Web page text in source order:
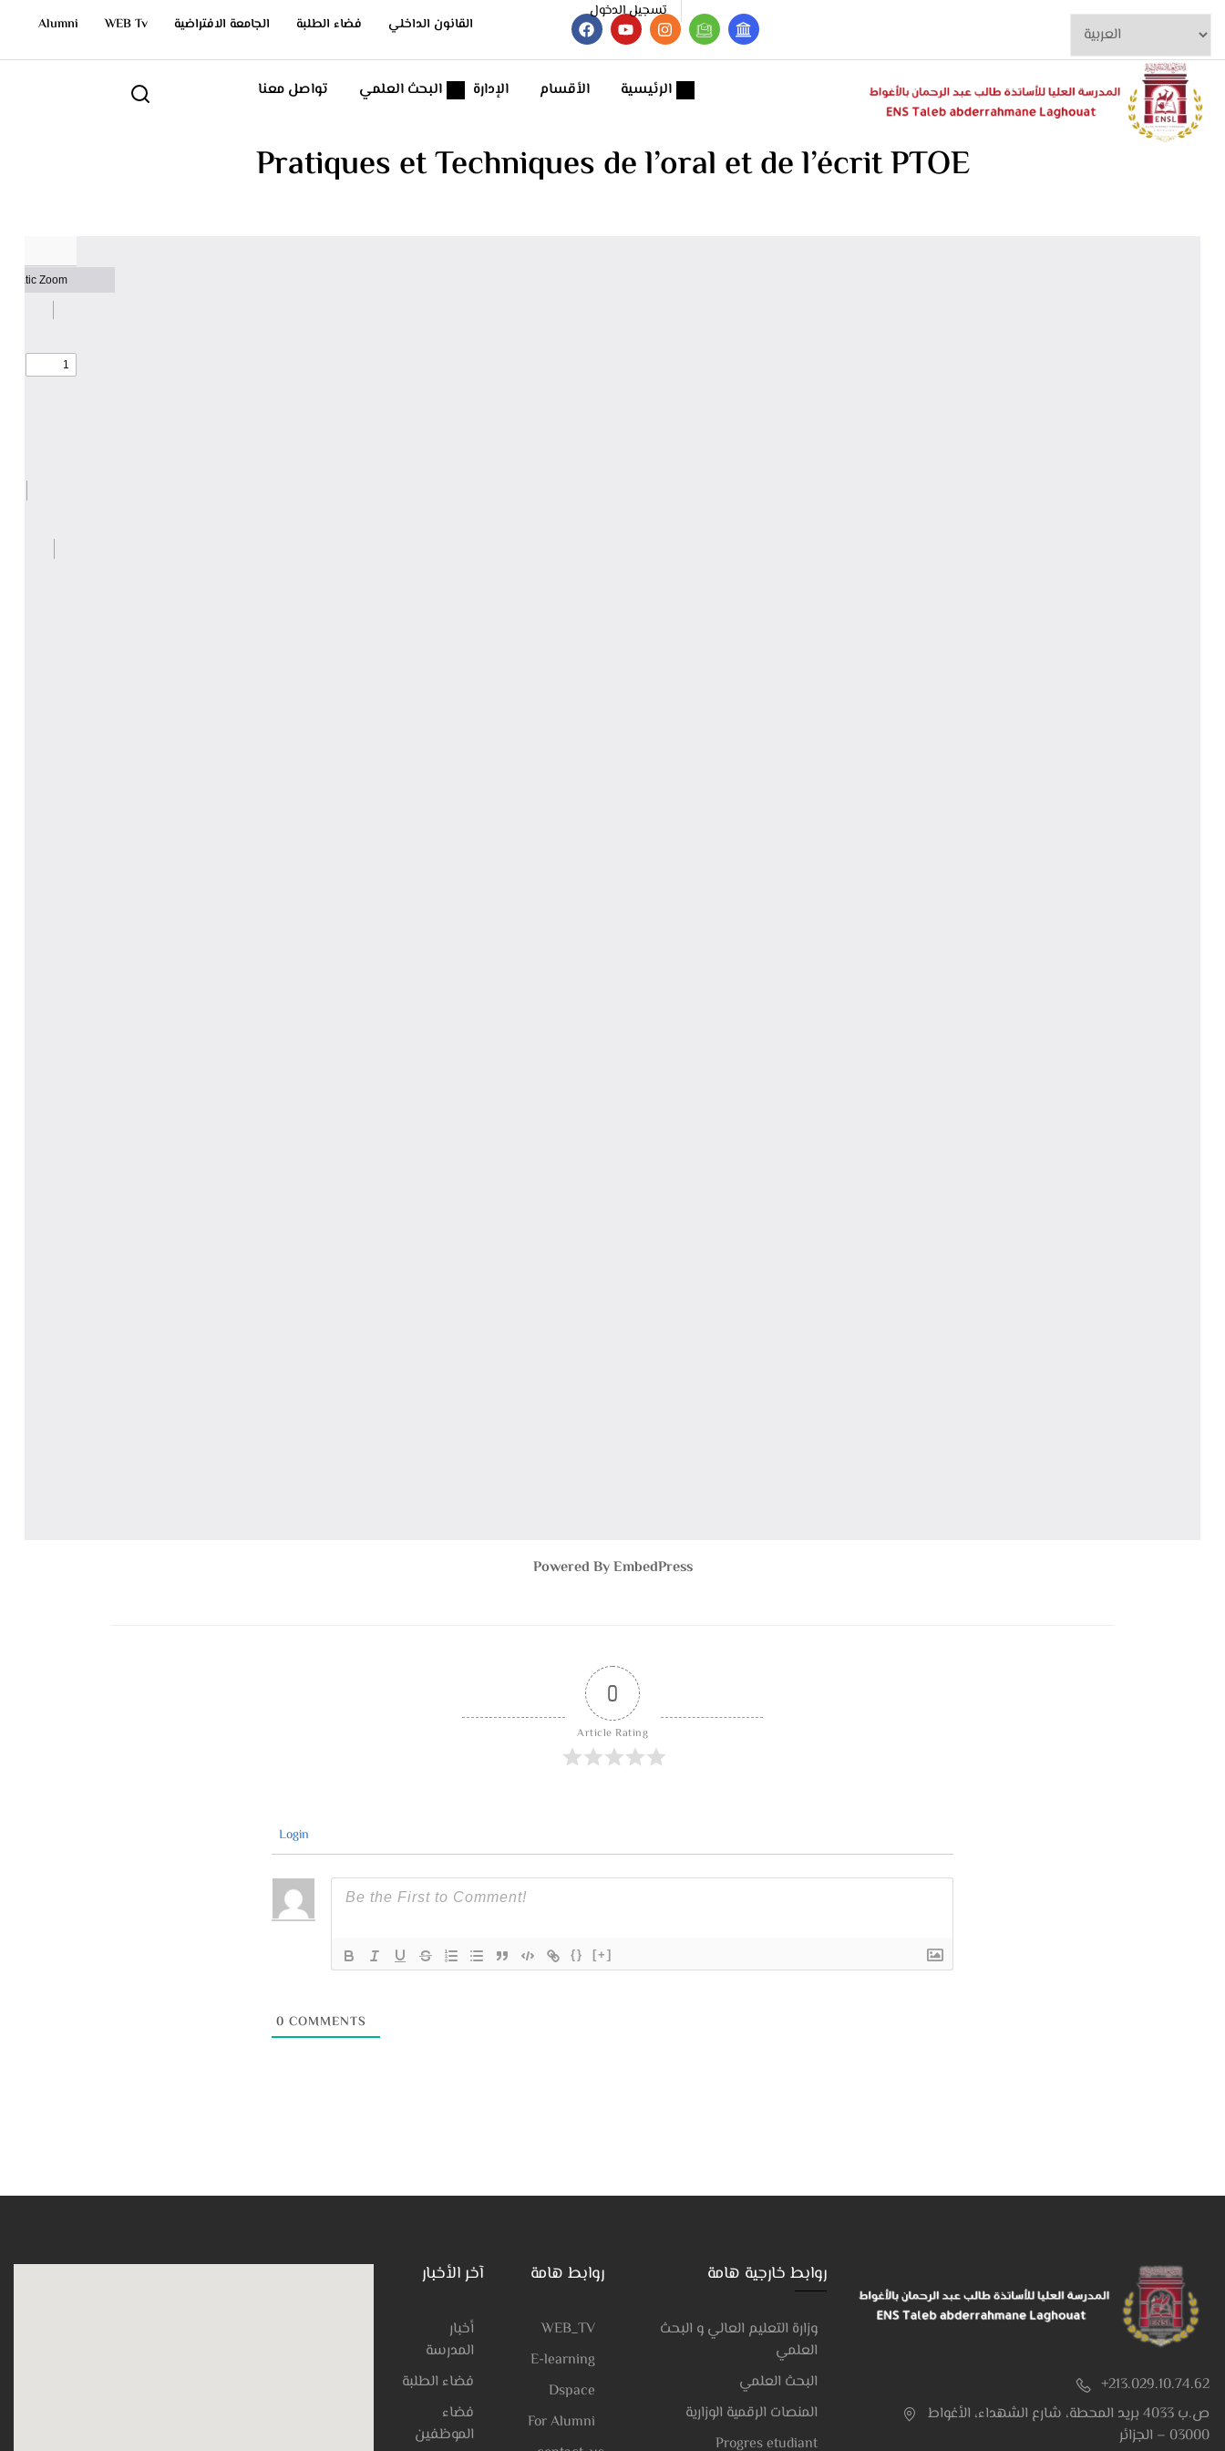
Alumni WEB Tv الجامعة الافتراضية فضاء الطلبة القانون الداخلي
تسجيل الدخول
تواصل معنا البحث العلمي الإدارة الأقسام الرئيسية
Pratiques et Techniques de l’oral et de l’écrit PTOE
Powered By EmbedPress
0
Article Rating
Login
{} [+]
0 COMMENTS
آخر الأخبار
أخبار
المدرسة
فضاء الطلبة
فضاء
الموظفين
روابط هامة
WEB_TV
E-learning
Dspace
For Alumni
روابط خارجية هامة
وزارة التعليم العالي و البحث
العلمي
البحث العلمي
المنصات الرقمية الوزارية
Progres etudiant
+213.029.10.74.62
ص.ب 4033 بريد المحطة، شارع الشهداء، الأغواط
03000 – الجزائر